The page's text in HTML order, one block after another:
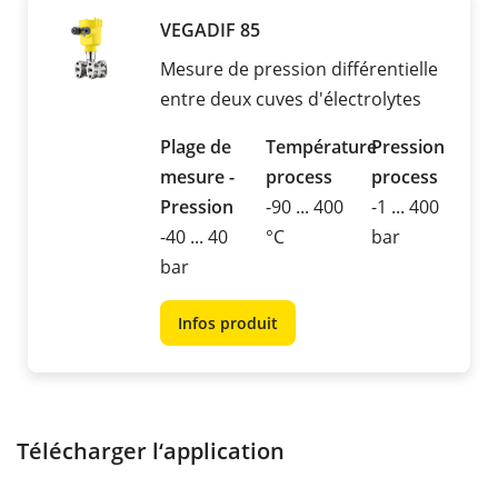
VEGADIF 85
Mesure de pression différentielle
entre deux cuves d'électrolytes
Plage de
mesure -
Pression
-40 ... 40
bar
Température
process
-90 ... 400
°C
Pression
process
-1 ... 400
bar
Infos produit
Télécharger l‘application